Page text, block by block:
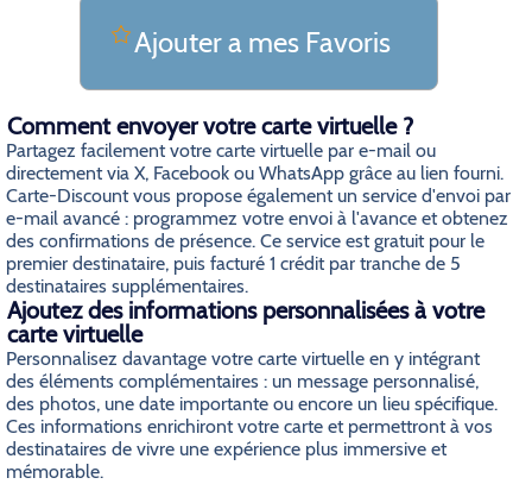
Ajouter a mes Favoris
Comment envoyer votre carte virtuelle ?
Partagez facilement votre carte virtuelle par e-mail ou
directement via X, Facebook ou WhatsApp grâce au lien fourni.
Carte-Discount vous propose également un service d'envoi par
e-mail avancé : programmez votre envoi à l'avance et obtenez
des confirmations de présence. Ce service est gratuit pour le
premier destinataire, puis facturé 1 crédit par tranche de 5
destinataires supplémentaires.
Ajoutez des informations personnalisées à votre
carte virtuelle
Personnalisez davantage votre carte virtuelle en y intégrant
des éléments complémentaires : un message personnalisé,
des photos, une date importante ou encore un lieu spécifique.
Ces informations enrichiront votre carte et permettront à vos
destinataires de vivre une expérience plus immersive et
mémorable.